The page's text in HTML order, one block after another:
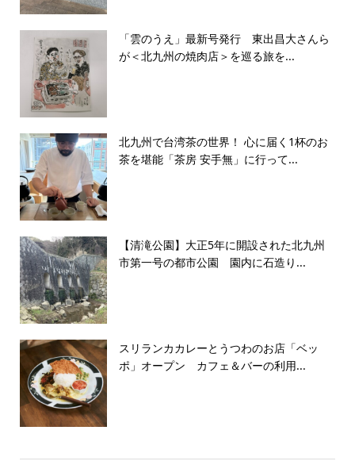
「雲のうえ」最新号発行 東出昌大さんら
が＜北九州の焼肉店＞を巡る旅を...
北九州で台湾茶の世界！ 心に届く1杯のお
茶を堪能「茶房 安手無」に行って...
【清滝公園】大正5年に開設された北九州
市第一号の都市公園 園内に石造り...
スリランカカレーとうつわのお店「ベッ
ポ」オープン カフェ＆バーの利用...